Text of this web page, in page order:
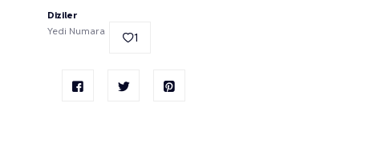
Diziler
Yedi Numara
1